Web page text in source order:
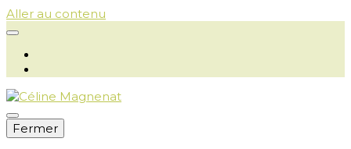
Aller au contenu
Fermer